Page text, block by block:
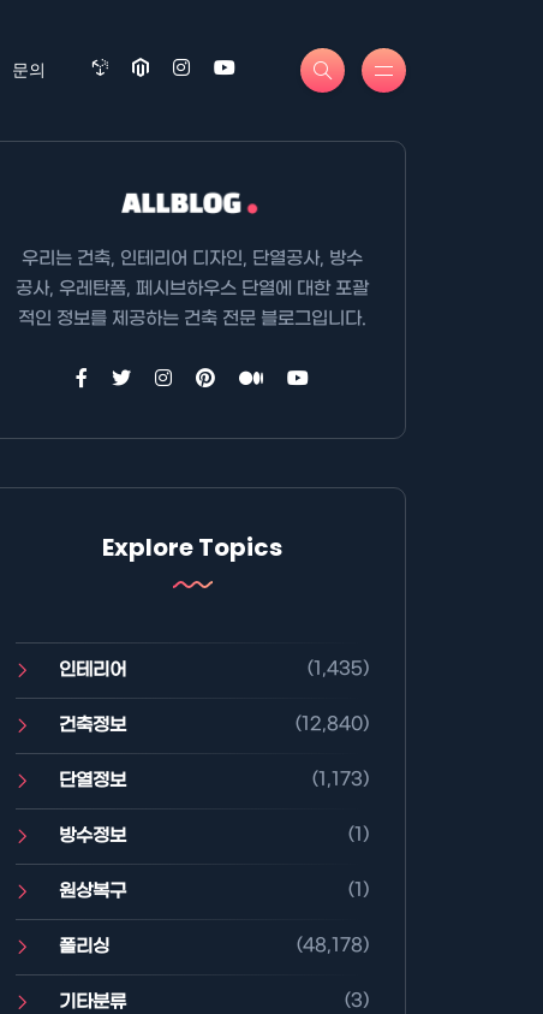
문의
우리는 건축, 인테리어 디자인, 단열공사, 방수
공사, 우레탄폼, 페시브하우스 단열에 대한 포괄
적인 정보를 제공하는 건축 전문 블로그입니다.
Explore Topics
인테리어 (1,435)
건축정보 (12,840)
단열정보 (1,173)
방수정보 (1)
원상복구 (1)
폴리싱 (48,178)
기타분류 (3)